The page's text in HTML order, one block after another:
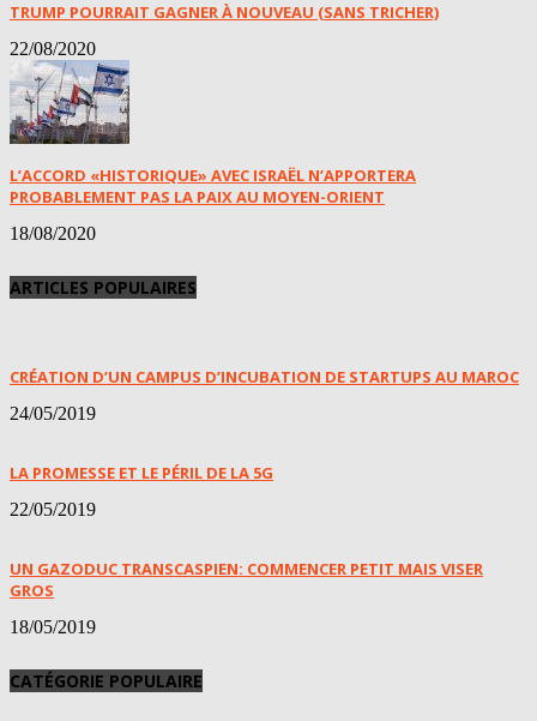
TRUMP POURRAIT GAGNER À NOUVEAU (SANS TRICHER)
22/08/2020
L’ACCORD «HISTORIQUE» AVEC ISRAËL N’APPORTERA
PROBABLEMENT PAS LA PAIX AU MOYEN-ORIENT
18/08/2020
ARTICLES POPULAIRES
CRÉATION D’UN CAMPUS D’INCUBATION DE STARTUPS AU MAROC
24/05/2019
LA PROMESSE ET LE PÉRIL DE LA 5G
22/05/2019
UN GAZODUC TRANSCASPIEN: COMMENCER PETIT MAIS VISER
GROS
18/05/2019
CATÉGORIE POPULAIRE